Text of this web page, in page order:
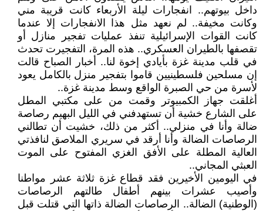
داخل بيوتهم.. انفجارات ليلة الأربعاء كانت قريبة مني
وكانت مخيفة.. لم نعهد مثل هذا الانفجارات إلا عندما
كانت القوات الإسرائيلية تنفذ عمليات تفجير منازل أو
تقصفها بالطيران العسكري.. هذه المرة، التفجيرت تحدث
في قلب مدينة غزة بأيادي إخوة لنا.. أخبار الصباح قالت
إن مسلحين فلسطينيين قاموا بتفجير منزل بالكامل يعود
لأسرة من حي الصبرة الواقع وسط مدينة غزة..
أغلقت جهاز الكمبيوتر وقمت من على مكتبي المطل
على الشارع خشية أن تستهدفني في الليل البهيم رصاصة
ضالة وأنا في منزلي.. أكثر من ذلك، خشيت أن تطالني
الرصاصات الضالة وأنا أرقد في سريري الملاصق لنافذتي
العالية المطلة على الأفق الغزي المفتوح على الموت
العبثي المجاني..
في اليومين الأخيرين فقد قطاع غزة ثلاثة عشر مواطنا
وأصيب عشرات بينهم أطفال طالتهم الرصاصات
(الوطنية) الضالة.. الرصاصات الضالة ذاتها التي قتلت قبل